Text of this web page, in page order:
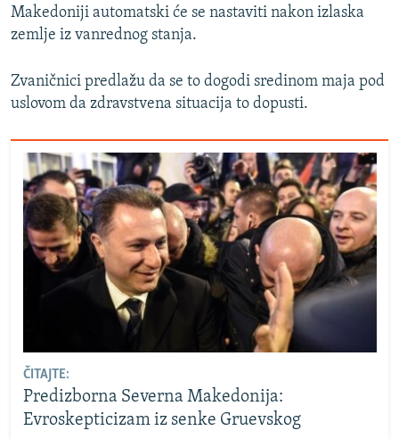
Makedoniji automatski će se nastaviti nakon izlaska
zemlje iz vanrednog stanja.
Zvaničnici predlažu da se to dogodi sredinom maja pod
uslovom da zdravstvena situacija to dopusti.
ČITAJTE:
Predizborna Severna Makedonija:
Evroskepticizam iz senke Gruevskog